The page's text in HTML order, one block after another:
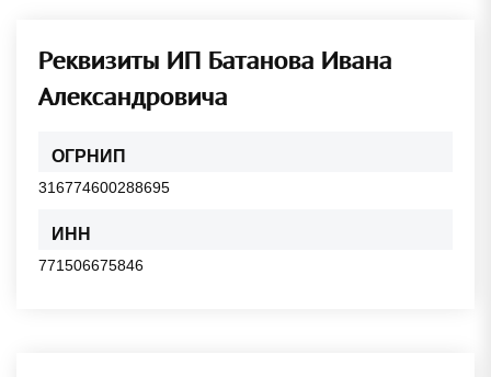
Реквизиты ИП Батанова Ивана
Александровича
ОГРНИП
316774600288695
ИНН
771506675846